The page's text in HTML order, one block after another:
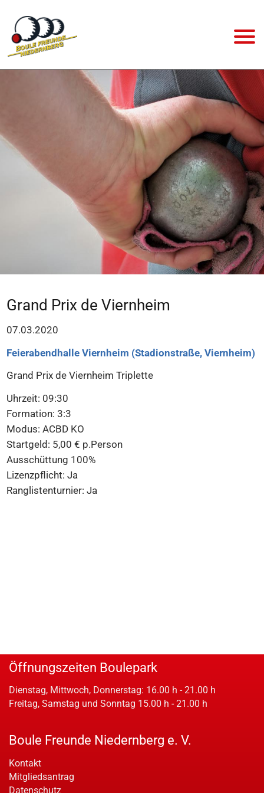
Grand Prix de Viernheim
07.03.2020
Feierabendhalle Viernheim (Stadionstraße, Viernheim)
Grand Prix de Viernheim Triplette
Uhrzeit: 09:30
Formation: 3:3
Modus: ACBD KO
Startgeld: 5,00 € p.Person
Ausschüttung 100%
Lizenzpflicht: Ja
Ranglistenturnier: Ja
Öffnungszeiten Boulepark
Dienstag, Mittwoch, Donnerstag: 16.00 h - 21.00 h
Freitag, Samstag und Sonntag 15.00 h - 21.00 h
Boule Freunde Niedernberg e. V.
Kontakt
Mitgliedsantrag
Datenschutz